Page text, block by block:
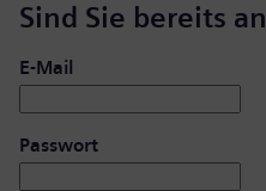
Sind Sie bereits
Login: Benutzer und Passwort
E-Mail
Passwort